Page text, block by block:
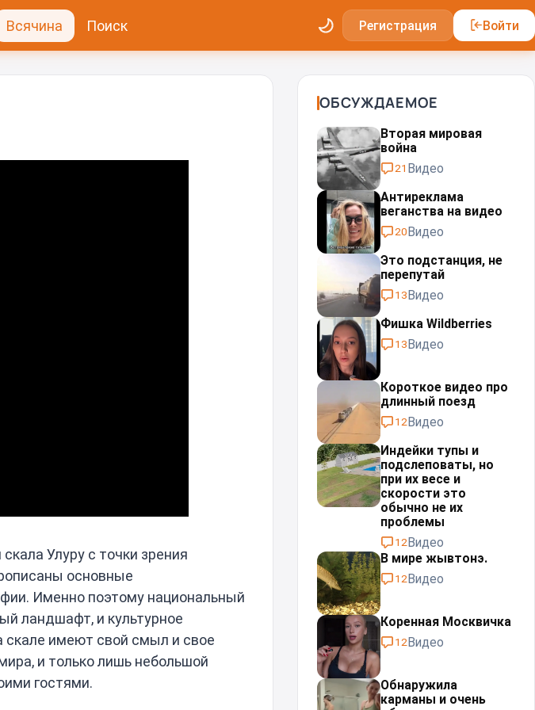
Всячина Поиск Регистрация Войти
Улуру с точки зрения
основные
Именно поэтому национальный
ландшафт, и культурное
скале имеют свой смыл и свое
и только лишь небольшой
гостями.
ОБСУЖДАЕМОЕ
Вторая мировая
война
21 Видео
Антиреклама
веганства на видео
20Видео
Это подстанция, не
перепутай⁠⁠
13Видео
Фишка Wildberries
13Видео
Короткое видео про
длинный поезд
12Видео
Индейки тупы и
подслеповаты, но
при их весе и
скорости это
обычно не их
проблемы⁠⁠
12Видео
В мире жывтонэ.
12Видео
Коренная Москвичка
12Видео
Обнаружила
карманы и очень